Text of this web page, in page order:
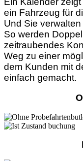
ein Fahrzeug für
Und Sie
So werden
zeitraubendes
Weg zu einer
dem Kunden mit
einfach gemacht.